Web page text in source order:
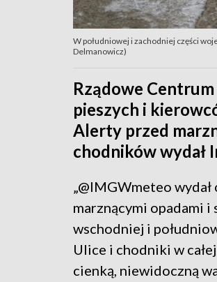
W południowej i zachodniej części
Delmanowicz)
Rządowe
pieszych i
Alerty przed
chodników wydał
„@IMGWmeteo
marznącymi opadami
wschodniej i
Ulice i chodniki w
cienką, niewidoczną